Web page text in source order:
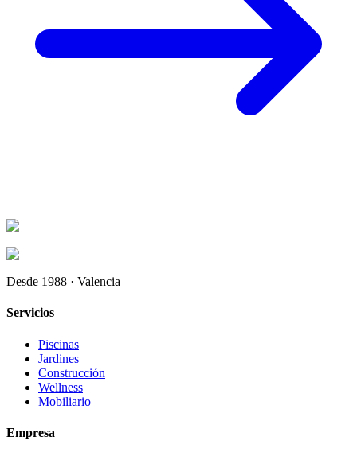
Desde 1988 · Valencia
Servicios
Piscinas
Jardines
Construcción
Wellness
Mobiliario
Empresa